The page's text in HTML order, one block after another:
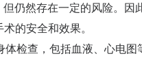
仍然存在一定的风险。因
的安全和效果。
检查，包括血液、心电